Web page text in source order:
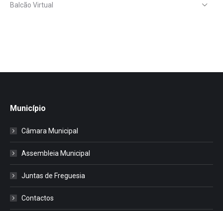
Balcão Virtual
Município
Câmara Municipal
Assembleia Municipal
Juntas de Freguesia
Contactos